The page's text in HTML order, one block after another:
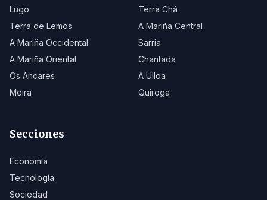
Lugo
Terra Chá
Terra de Lemos
A Mariña Central
A Mariña Occidental
Sarria
A Mariña Oriental
Chantada
Os Ancares
A Ulloa
Meira
Quiroga
Secciones
Economía
Tecnología
Sociedad